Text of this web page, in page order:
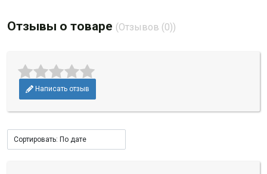
Отзывы о товаре (Отзывов (0))
Написать отзыв